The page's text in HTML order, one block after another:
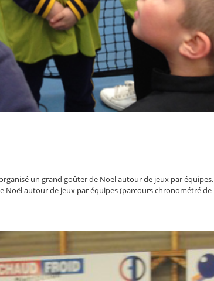
un grand goûter de Noël autour de jeux par
Noël autour de jeux par équipes (parcours chronométré